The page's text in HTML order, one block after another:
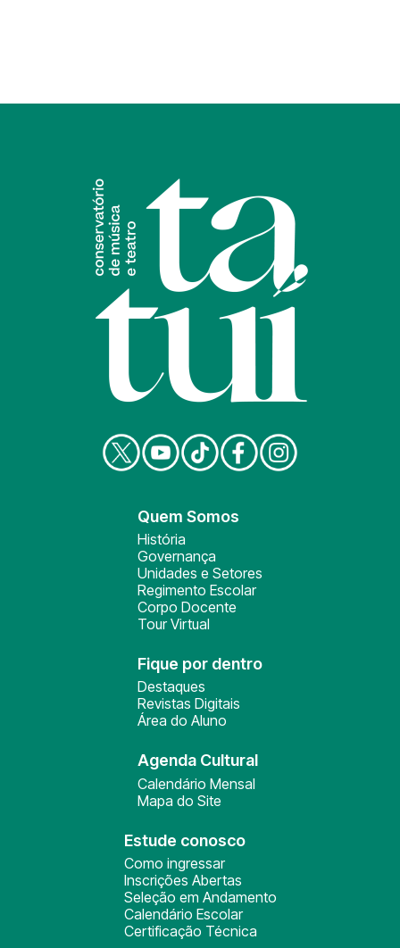
Quem Somos
História
Governança
Unidades e Setores
Regimento Escolar
Corpo Docente
Tour Virtual
Fique por dentro
Destaques
Revistas Digitais
Área do Aluno
Agenda Cultural
Calendário Mensal
Mapa do Site
Estude conosco
Como ingressar
Inscrições Abertas
Seleção em Andamento
Calendário Escolar
Certificação Técnica